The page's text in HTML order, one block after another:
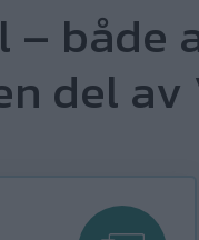
både
del